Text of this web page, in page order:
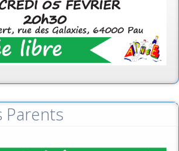
Parents